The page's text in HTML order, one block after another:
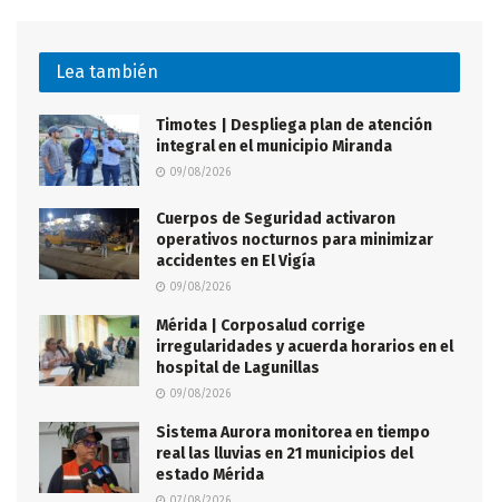
Lea también
Timotes | Despliega plan de atención
integral en el municipio Miranda
09/08/2026
Cuerpos de Seguridad activaron
operativos nocturnos para minimizar
accidentes en El Vigía
09/08/2026
Mérida | Corposalud corrige
irregularidades y acuerda horarios en el
hospital de Lagunillas
09/08/2026
Sistema Aurora monitorea en tiempo
real las lluvias en 21 municipios del
estado Mérida